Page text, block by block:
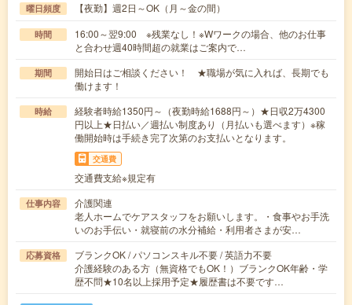
曜日頻度 【夜勤】週2日～OK（月～金の間）
時間
16:00～翌9:00 ※残業なし！※Wワークの場合、他のお仕事
と合わせ週40時間超の就業はご案内で…
期間
開始日はご相談ください！ ★職場が気に入れば、長期でも
働けます！
時給
経験者時給1350円～（夜勤時給1688円～）★日収2万4300
円以上★日払い／週払い制度あり（月払いも選べます）※稼
働開始時は手続き完了次第のお支払いとなります。
交通費
交通費支給※規定有
仕事内容
介護関連
老人ホームでケアスタッフをお願いします。・食事やお手洗
いのお手伝い・就寝前の水分補給・利用者さまが安…
応募資格
ブランクOK / パソコンスキル不要 / 英語力不要
介護経験のある方（無資格でもOK！）ブランクOK年齢・学
歴不問★10名以上採用予定★履歴書は不要です…